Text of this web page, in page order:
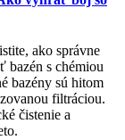
ako správne
s chémiou
bazény sú hitom
filtráciou.
čistenie a